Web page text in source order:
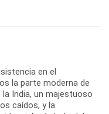
en el
la parte moderna de
India, un majestuoso
caídos, y la